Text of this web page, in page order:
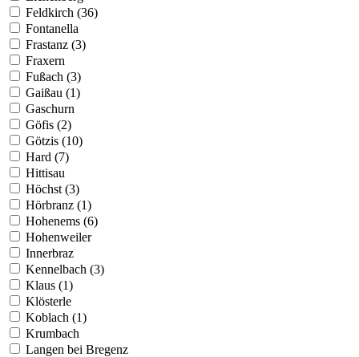
Feldkirch (36)
Fontanella
Frastanz (3)
Fraxern
Fußach (3)
Gaißau (1)
Gaschurn
Göfis (2)
Götzis (10)
Hard (7)
Hittisau
Höchst (3)
Hörbranz (1)
Hohenems (6)
Hohenweiler
Innerbraz
Kennelbach (3)
Klaus (1)
Klösterle
Koblach (1)
Krumbach
Langen bei Bregenz